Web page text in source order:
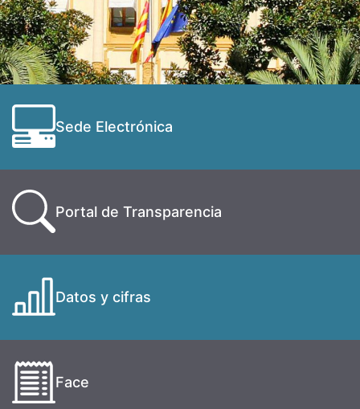
Sede Electrónica
Portal de Transparencia
Datos y cifras
Face